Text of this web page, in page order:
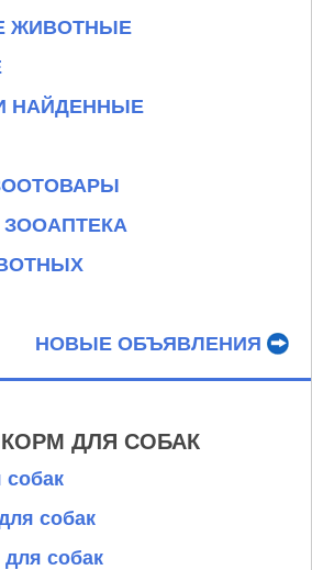
ЖИВОТНЫЕ
НАЙДЕННЫЕ
НОВЫЕ ОБЪЯВЛЕНИЯ
КОРМ ДЛЯ СОБАК
собак
собак
собак